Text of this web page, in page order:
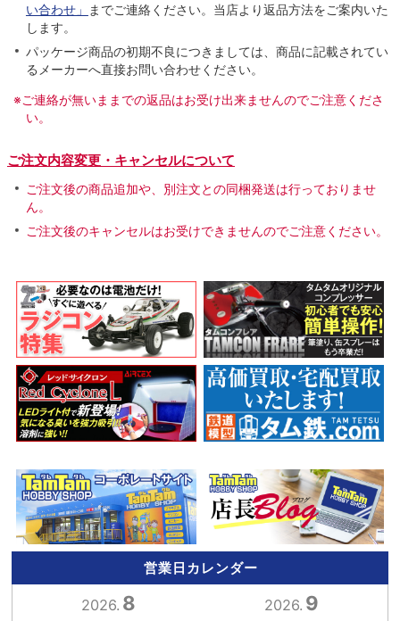
い合わせ」
までご連絡ください。当店より返品方法をご案内いた
します。
パッケージ商品の初期不良につきましては、商品に記載されてい
るメーカーへ直接お問い合わせください。
※ご連絡が無いままでの返品はお受け出来ませんのでご注意くださ
い。
ご注文内容変更・キャンセルについて
ご注文後の商品追加や、別注文との同梱発送は行っておりませ
ん。
ご注文後のキャンセルはお受けできませんのでご注意ください。
営業日カレンダー
2026. 8 2026. 9